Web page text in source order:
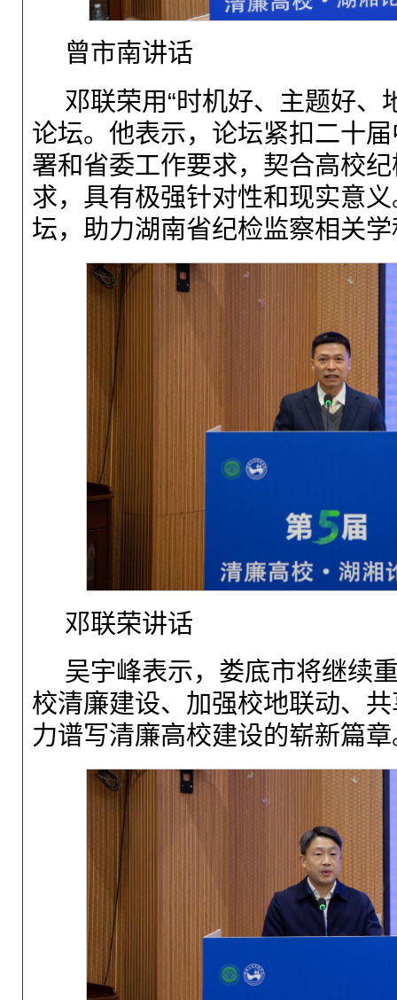
曾市南讲话
邓联荣用“时机好、主题好、
论坛。他表示，论坛紧扣二十
署和省委工作要求，契合高校
求，具有极强针对性和现实意
坛，助力湖南省纪检监察相关
邓联荣讲话
吴宇峰表示，娄底市将继续
校清廉建设、加强校地联动、
力谱写清廉高校建设的崭新篇